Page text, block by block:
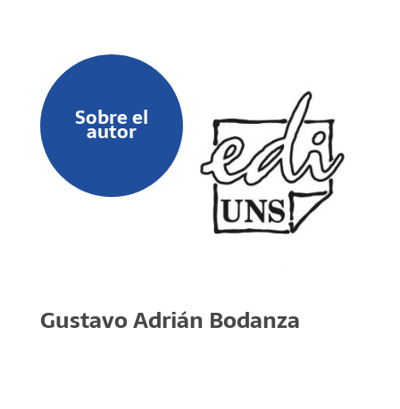
Sobre el
autor
Gustavo Adrián Bodanza